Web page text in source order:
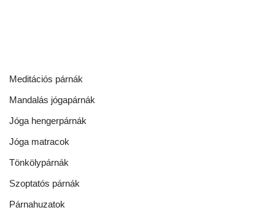
Meditációs párnák
Mandalás jógapárnák
Jóga hengerpárnák
Jóga matracok
Tönkölypárnák
Szoptatós párnák
Párnahuzatok